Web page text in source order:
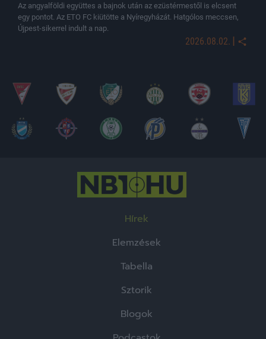
Az angyalföldi együttes a bajnok után az ezüstérmestől is elcsent
egy pontot. Az ETO FC kiütötte a Nyíregyházát. Hatgólos meccsen,
Újpest-sikerrel indult a nap.
2026.08.02. |
Hírek
Elemzések
Tabella
Sztorik
Blogok